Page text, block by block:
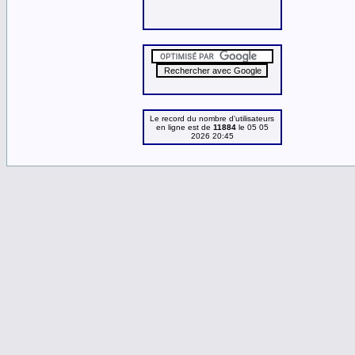
Le record du nombre d'utilisateurs
en ligne est de 11884le 05 05
2026 20:45